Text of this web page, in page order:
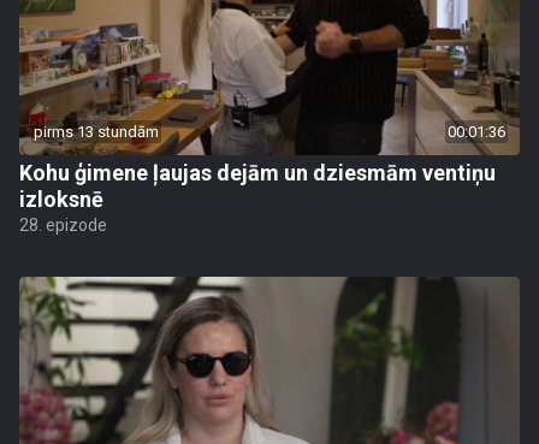
pirms 13 stundām 00:01:36
Kohu ģimene ļaujas dejām un dziesmām ventiņu
izloksnē
28. epizode